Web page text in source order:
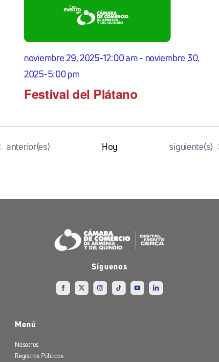
Festival del Plátano
noviembre 29, 2025-12:00 am- noviembre 30,
2025-5:00 pm
Eventos
anterior(es) Hoy Eventos
siguiente(s)
Síguenos
Menú
Nosotros
Registros Públicos